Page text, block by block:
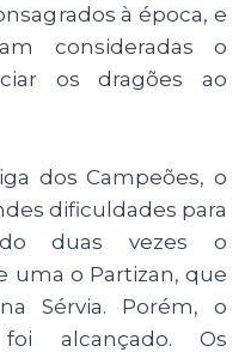
à época, e
consideradas o
os dragões ao
dos Campeões, o
dificuldades para
duas vezes o
uma o Partizan, que
Sérvia. Porém, o
alcançado. Os